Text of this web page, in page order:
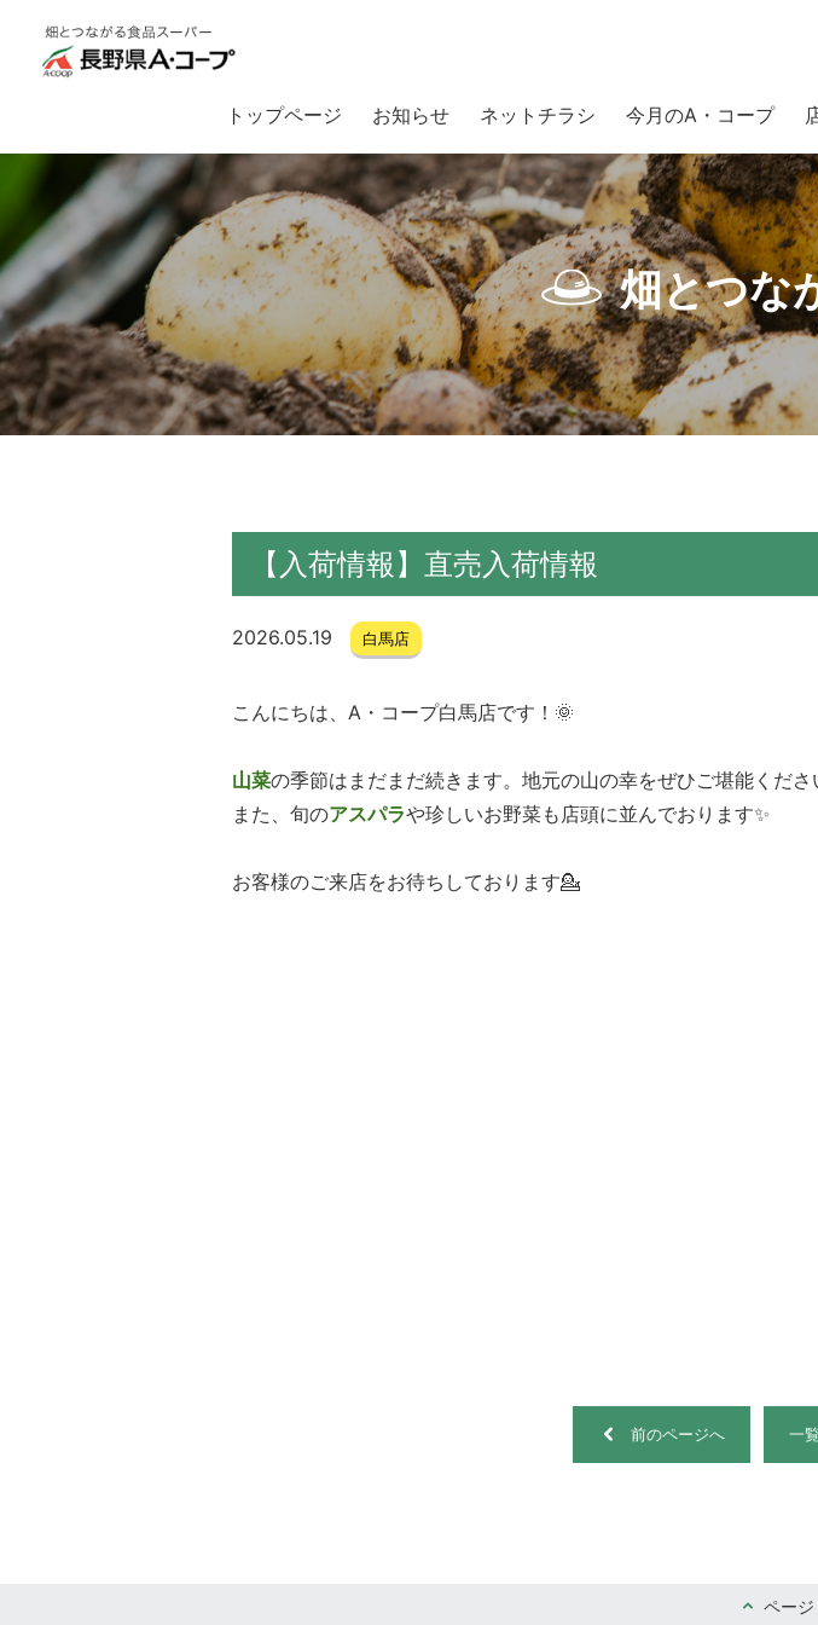
トップページ お知らせ ネットチラシ 今月のA・コープ
畑とつながるA・コープ 【入荷情報】直売入荷情報
畑とつな
【入荷情報】直売入荷情報
2026.05.19 白馬店
こんにちは、A・コープ白馬店です！🌞
山菜の季節はまだまだ続きます。地元の山の幸をぜひご堪能くだ
また、旬のアスパラや珍しいお野菜も店頭に並んでおります✨
お客様のご来店をお待ちしております💁
前のページへ 一
ペー